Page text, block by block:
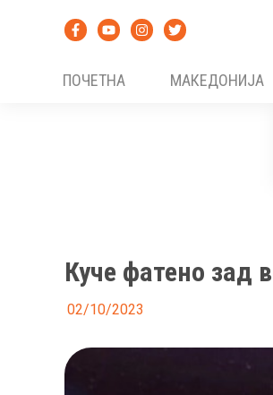
ПОЧЕТНА
МАКЕДОНИЈА
Куче фатено зад
02/10/2023